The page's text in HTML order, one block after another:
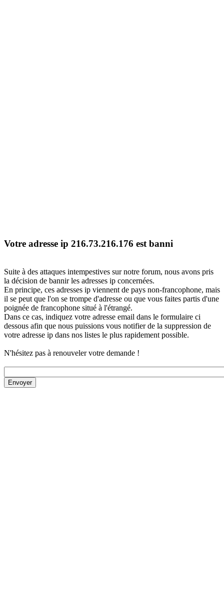
Votre adresse ip 216.73.216.176 est banni
Suite à des attaques intempestives sur notre forum, nous avons pris
la décision de bannir les adresses ip concernées.
En principe, ces adresses ip viennent de pays non-francophone, mais
il se peut que l'on se trompe d'adresse ou que vous faites partis d'une
poignée de francophone situé à l'étrangé.
Dans ce cas, indiquez votre adresse email dans le formulaire ci
dessous afin que nous puissions vous notifier de la suppression de
votre adresse ip dans nos listes le plus rapidement possible.
N'hésitez pas à renouveler votre demande !